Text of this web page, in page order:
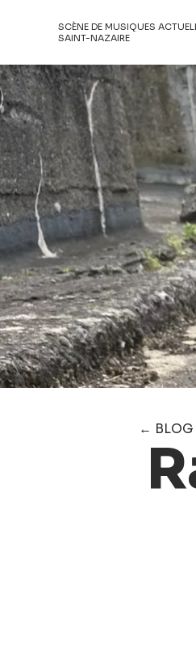
SCÈNE DE MUSIQUES
SAINT-NAZAIRE
← BLOG